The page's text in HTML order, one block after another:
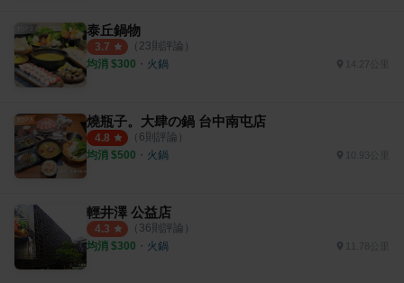
泰丘鍋物
3.7 （ 23則評論）
均消 $300 ・ 火鍋 14.27公里
燒瓶子。大肆の鍋 台中南屯店
4.8 （ 6則評論）
均消 $500 ・ 火鍋 10.93公里
輕井澤 公益店
4.3 （ 36則評論）
均消 $300 ・ 火鍋 11.78公里